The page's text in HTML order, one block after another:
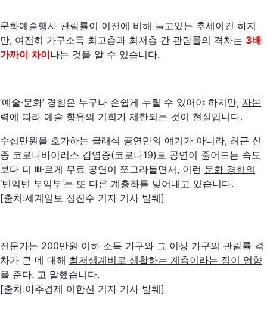
문화예술행사 관람률이 이전에 비해 늘고있는 추세이긴 하지
만, 여전히 가구소득 최고층과 최저층 간 관람률의 격차는 3배
가까이 차이나는 것을 알 수 있습니다.
‘예술·문화’ 경험은 누구나 손쉽게 누릴 수 있어야 하지만, 자본
력에 따라 예술 향유의 기회가 제한되는 것이 현실입니다.
수십만원을 호가하는 클래식 공연만의 얘기가 아니라, 최근 신
종 코로나바이러스 감염증(코로나19)로 공연이 줄어드는 속도
보다 더 빠르게 무료 공연이 쪼그라들면서, 이런 문화 경험의
‘빈익빈 부익부’는 또 다른 계층화를 빚어내고 있습니다.
[출처:세계일보 정진수 기자 기사 발췌]
전문가는 200만원 이하 소득 가구와 그 이상 가구의 관람률 격
차가 큰 데 대해 최저생계비로 생활하는 계층이라는 점이 영향
을 준다. 고 말했습니다.
[출처:아주경제 이한선 기자 기사 발췌]